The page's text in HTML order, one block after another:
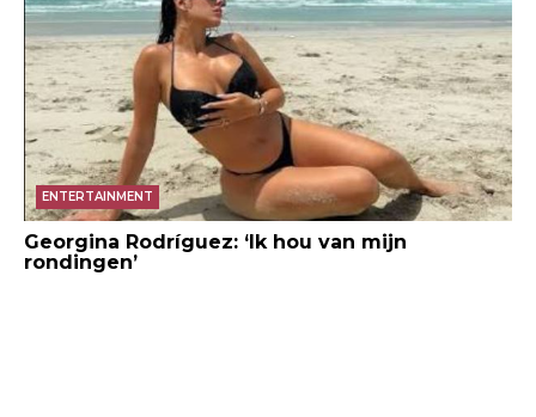
ENTERTAINMENT
Georgina Rodríguez: ‘Ik hou van mijn
rondingen’